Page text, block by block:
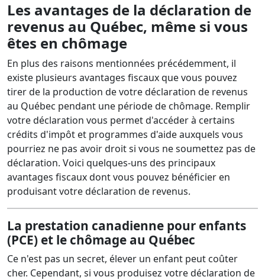
Les avantages de la déclaration de
revenus au Québec, même si vous
êtes en chômage
En plus des raisons mentionnées précédemment, il
existe plusieurs avantages fiscaux que vous pouvez
tirer de la production de votre déclaration de revenus
au Québec pendant une période de chômage. Remplir
votre déclaration vous permet d'accéder à certains
crédits d'impôt et programmes d'aide auxquels vous
pourriez ne pas avoir droit si vous ne soumettez pas de
déclaration. Voici quelques-uns des principaux
avantages fiscaux dont vous pouvez bénéficier en
produisant votre déclaration de revenus.
La prestation canadienne pour enfants
(PCE) et le chômage au Québec
Ce n'est pas un secret, élever un enfant peut coûter
cher. Cependant, si vous produisez votre déclaration de